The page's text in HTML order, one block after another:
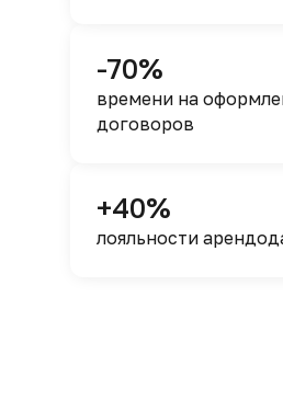
-70%
времени на
договоров
+40%
лояльности